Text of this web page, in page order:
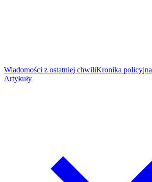
Wiadomości z ostatniej chwiliKronika policyjna
Artykuły